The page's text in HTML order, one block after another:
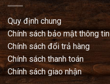
Quy định chung
Chính sách bảo mật thông tin
Chính sách đổi trả hàng
Chính sách thanh toán
Chính sách giao nhận